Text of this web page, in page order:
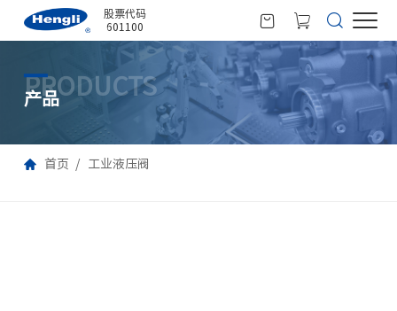
股票代码
601100
PRODUCTS
产品
首页 工业液压阀